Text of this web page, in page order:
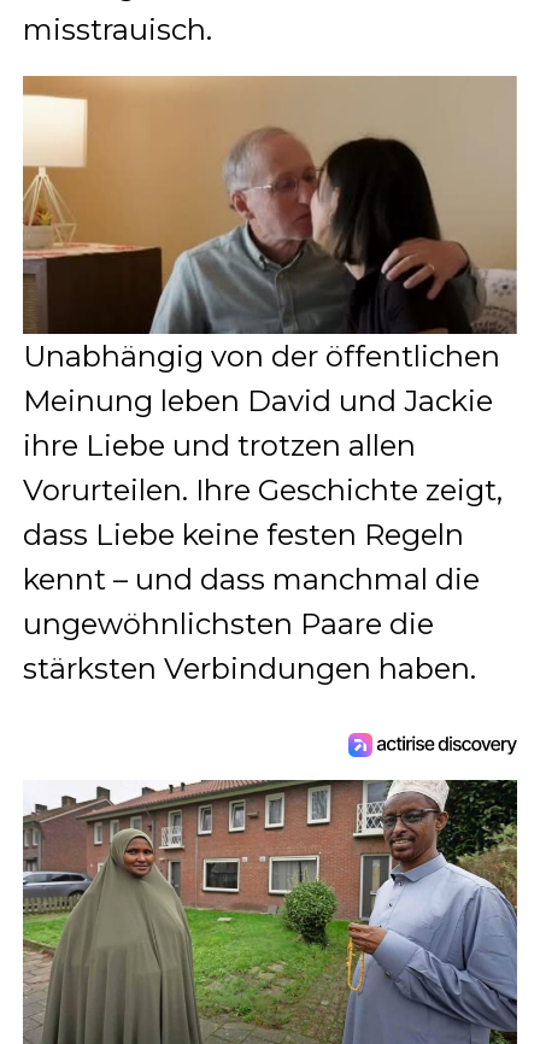
misstrauisch.
Unabhängig von der öffentlichen
Meinung leben David und Jackie
ihre Liebe und trotzen allen
Vorurteilen. Ihre Geschichte zeigt,
dass Liebe keine festen Regeln
kennt – und dass manchmal die
ungewöhnlichsten Paare die
stärksten Verbindungen haben.